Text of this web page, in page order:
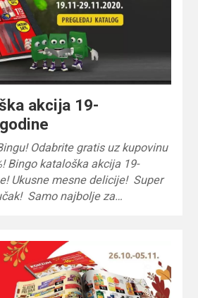
akcija 19-
Odabrite gratis uz kupovinu
Bingo kataloška akcija 19-
Ukusne mesne delicije! Super
Samo najbolje za…